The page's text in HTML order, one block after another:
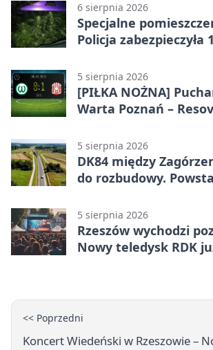
6 sierpnia 2026
Specjalne
Policja zabezpieczyła
5 sierpnia 2026
[PIŁKA NOŻNA]
Warta Poznań –
pierwszoligowca
5 sierpnia 2026
DK84 między
do rozbudowy.
5 sierpnia 2026
Rzeszów wychodzi
Nowy teledysk RDK
<< Poprzedni
Koncert Wiedeński w Rzeszowie –